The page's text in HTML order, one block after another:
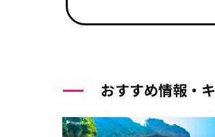
おすすめ情報・